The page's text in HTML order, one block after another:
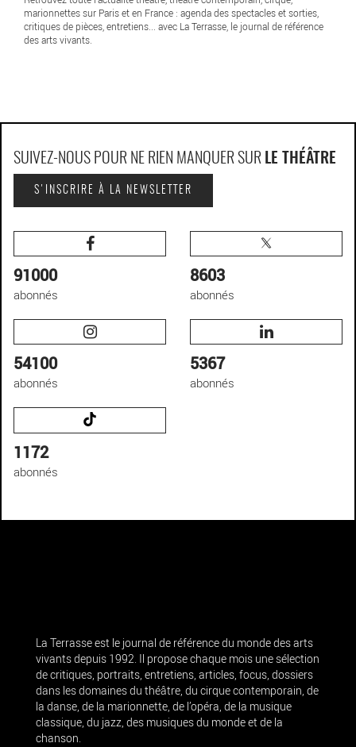
marionnettes sur Paris et en France : agenda des spectacles et sorties,
critiques de pièces, entretiens... avec La Terrasse, le journal de référence
des arts vivants.
SUIVEZ-NOUS POUR NE RIEN MANQUER SUR LE THÉÂTRE
S'INSCRIRE À LA NEWSLETTER
91000
abonnés
8603
abonnés
54100
abonnés
5367
abonnés
1172
abonnés
La Terrasse est le journal de référence du monde des arts
vivants depuis 1992. Il propose chaque mois une sélection
de critiques, portraits, entretiens, articles, focus, dossiers
dans les domaines du théâtre, du cirque contemporain, de
la danse, de la marionnette, de l’opéra, de la musique
classique, du jazz, des musiques du monde et de la
chanson.